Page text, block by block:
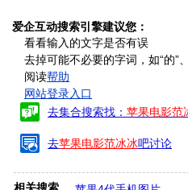
爱企互动搜索引擎建议您：
看看输入的文字是否有误
去掉可能不必要的字词，如“的”
阅读帮助
网站登录入口
去集合搜索找： 苹果电影范
去苹果电影范冰冰吧讨论